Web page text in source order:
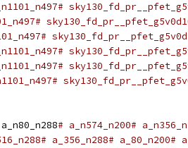
# a_n574_n200#
a_356_n288# a_80_n200#